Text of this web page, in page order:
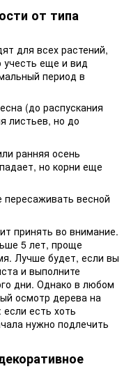
от типа
для всех растений,
учесть еще и вид
период в
(до распускания
листьев, но до
ранняя осень
но корни еще
весной
принять во внимание.
5 лет, проще
Лучше будет, если вы
и выполните
дни. Однако в любом
осмотр дерева на
есть хоть
нужно подлечить